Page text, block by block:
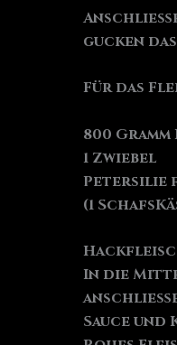
gucken
Für das
800
1 Zwiebel
Petersilie
(1
In die
Sauce und